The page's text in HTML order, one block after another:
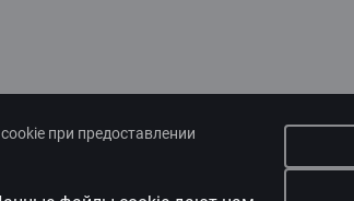
при предоставлении